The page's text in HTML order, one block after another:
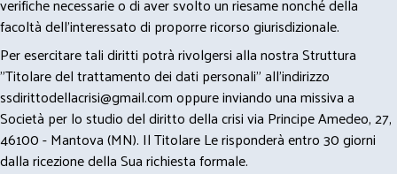
facoltà dell’interessato di proporre ricorso giurisdizionale.
Per esercitare tali diritti potrà rivolgersi alla nostra Struttura
"Titolare del trattamento dei dati personali" all'indirizzo
ssdirittodellacrisi@gmail.comoppure inviando una missiva a
Società per lo studio del diritto della crisi via Principe Amedeo, 27,
46100 - Mantova (MN). Il Titolare Le risponderà entro 30 giorni
dalla ricezione della Sua richiesta formale.